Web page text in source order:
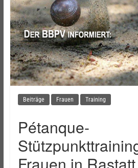
Beiträge Frauen Training
Pétanque-